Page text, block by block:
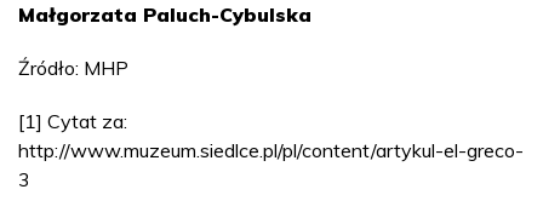
Małgorzata Paluch-Cybulska
Źródło: MHP
[1] Cytat za:
http://www.muzeum.siedlce.pl/pl/content/artykul-el-greco-
3